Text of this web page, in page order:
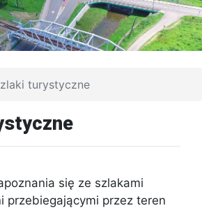
turystyczne
się ze szlakami
przebiegającymi przez teren